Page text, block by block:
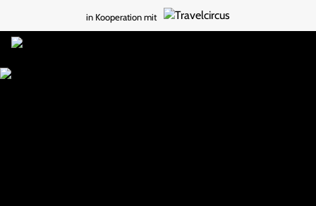
in Kooperation mit